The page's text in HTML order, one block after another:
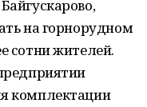
на горнорудном
сотни жителей.
комплектации